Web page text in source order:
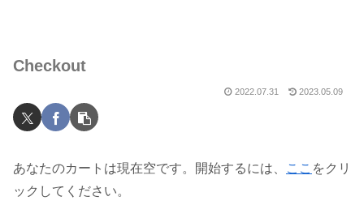
Checkout
2022.07.31 2023.05.09
あなたのカートは現在空です。開始するには、 ここ をクリ
ックしてください。